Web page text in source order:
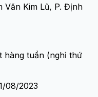
Văn Kim Lũ, P. Định
hàng tuần (nghỉ thứ
08/2023